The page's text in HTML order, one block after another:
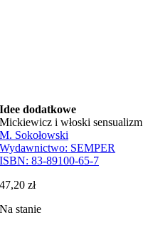
Idee dodatkowe
Mickiewicz i włoski sensualizm
M. Sokołowski
Wydawnictwo: SEMPER
ISBN:83-89100-65-7
47,20zł
Na stanie